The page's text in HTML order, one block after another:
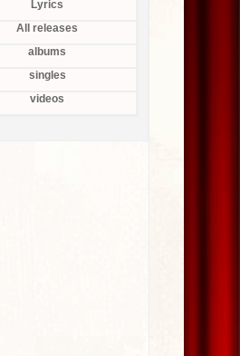
Lyrics
All releases
albums
singles
videos